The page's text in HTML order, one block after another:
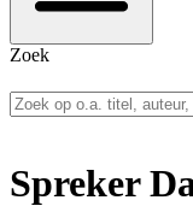
Zoek
Spreker